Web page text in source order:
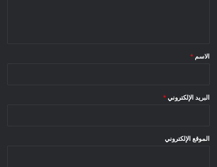
*
الاسم *
البريد الإلكتروني *
الموقع الإلكتروني